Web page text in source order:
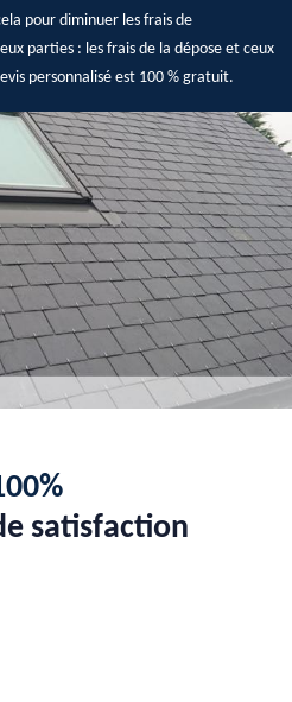
pour diminuer les frais de
parties : les frais de la dépose et ceux
personnalisé est 100 % gratuit.
satisfaction